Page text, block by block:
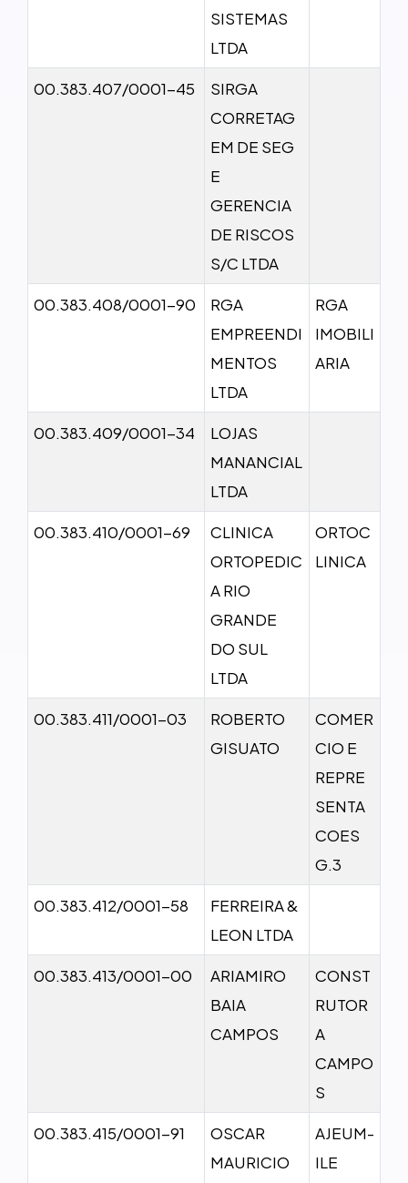
SISTEMAS
LTDA
00.383.407/0001-45
SIRGA
CORRETAG
EM DE SEG
E
GERENCIA
DE RISCOS
S/C LTDA
00.383.408/0001-90
RGA
EMPREENDI
MENTOS
LTDA
RGA
IMOBILI
ARIA
00.383.409/0001-34
LOJAS
MANANCIAL
LTDA
00.383.410/0001-69
CLINICA
ORTOPEDIC
A RIO
GRANDE
DO SUL
LTDA
ORTOC
LINICA
00.383.411/0001-03
ROBERTO
GISUATO
COMER
CIO E
REPRE
SENTA
COES
G.3
00.383.412/0001-58
FERREIRA &
LEON LTDA
00.383.413/0001-00
ARIAMIRO
BAIA
CAMPOS
CONST
RUTOR
A
CAMPO
S
00.383.415/0001-91
OSCAR
MAURICIO
AJEUM-
ILE